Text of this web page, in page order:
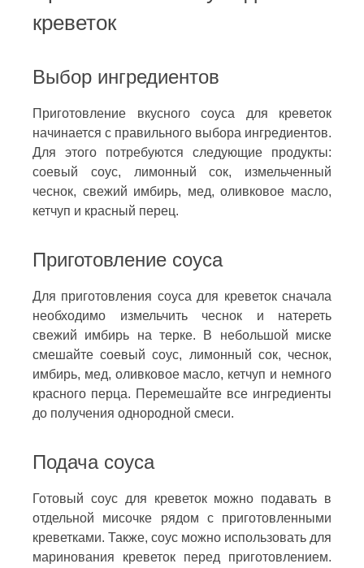
креветок
Выбор ингредиентов
Приготовление вкусного соуса для креветок
начинается с правильного выбора ингредиентов.
Для этого потребуются следующие продукты:
соевый соус, лимонный сок, измельченный
чеснок, свежий имбирь, мед, оливковое масло,
кетчуп и красный перец.
Приготовление соуса
Для приготовления соуса для креветок сначала
необходимо измельчить чеснок и натереть
свежий имбирь на терке. В небольшой миске
смешайте соевый соус, лимонный сок, чеснок,
имбирь, мед, оливковое масло, кетчуп и немного
красного перца. Перемешайте все ингредиенты
до получения однородной смеси.
Подача соуса
Готовый соус для креветок можно подавать в
отдельной мисочке рядом с приготовленными
креветками. Также, соус можно использовать для
маринования креветок перед приготовлением.